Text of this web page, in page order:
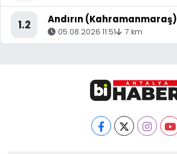
1.2 Andırın (Kahramanmaraş)
05.08.2026 11:51 7 km